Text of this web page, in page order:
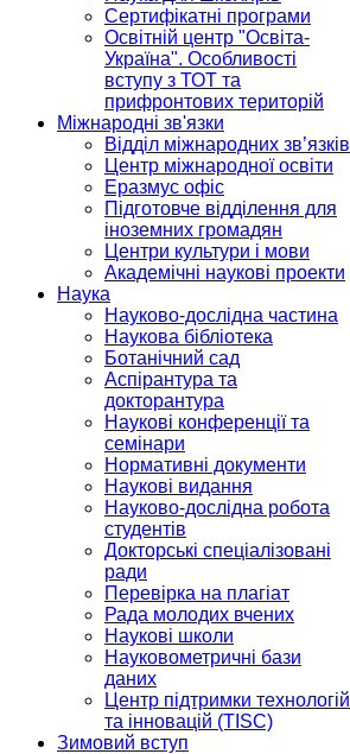
Сертифікатні програми
Освітній центр "Освіта-
Україна". Особливості
вступу з ТОТ та
прифронтових територій
Міжнародні зв'язки
Відділ міжнародних зв’язків
Центр міжнародної освіти
Еразмус офіс
Підготовче відділення для
іноземних громадян
Центри культури і мови
Академічні наукові проекти
Наука
Науково-дослідна частина
Наукова бібліотека
Ботанічний сад
Аспірантура та
докторантура
Наукові конференції та
семінари
Нормативні документи
Наукові видання
Науково-дослідна робота
студентів
Докторські спеціалізовані
ради
Перевірка на плагіат
Рада молодих вчених
Наукові школи
Науковометричні бази
даних
Центр підтримки технологій
та інновацій (TISC)
Зимовий вступ